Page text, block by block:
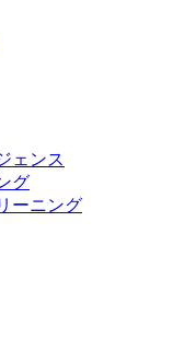
ェンス
グ
ーニング